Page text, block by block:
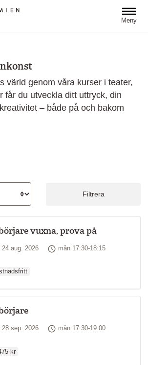
Meny
värld genom våra kurser i teater,
får du utveckla ditt uttryck, din
– både på och bakom
Filtrera
vuxna, prova på
Startdatum
24 aug. 2026 Tid
mån 17:30-18:15
Startdatum
28 sep. 2026 Tid
mån 17:30-19:00
kr